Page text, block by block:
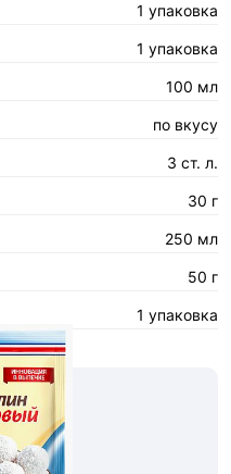
1 упаковка
1 упаковка
100 мл
по вкусу
3 ст. л.
30 г
250 мл
50 г
1 упаковка